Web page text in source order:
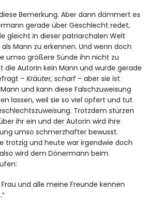
Bemerkung. Aber dann dämmert es
gerade über Geschlecht redet,
gleicht in dieser patriarchalen Welt
Mann zu erkennen. Und wenn doch
umso größere Sünde ihn nicht zu
die Autorin kein Mann und wurde gerade
–Kräuter, scharf – aber sie ist
und kann diese Falschzuweisung
lassen, weil sie so viel opfert und tut
Trotzdem stürzen
ihr ein und der Autorin wird ihre
umso schmerzhafter bewusst.
trotzig und heute war irgendwie doch
wird dem Dönermann beim
und alle meine Freunde kennen